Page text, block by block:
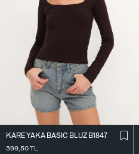
KARE YAKA BASIC BLUZ B1847
399,50TL